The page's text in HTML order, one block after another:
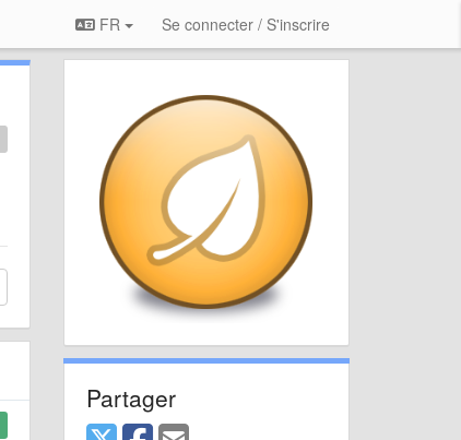
FR Se connecter / S'inscrire
Partager